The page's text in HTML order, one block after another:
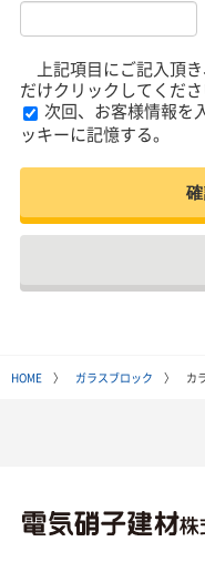
上記項目にご記入頂
だけクリックしてくださ
ッキーに記憶する。
HOME〉 ガラスブロック 〉 カラ